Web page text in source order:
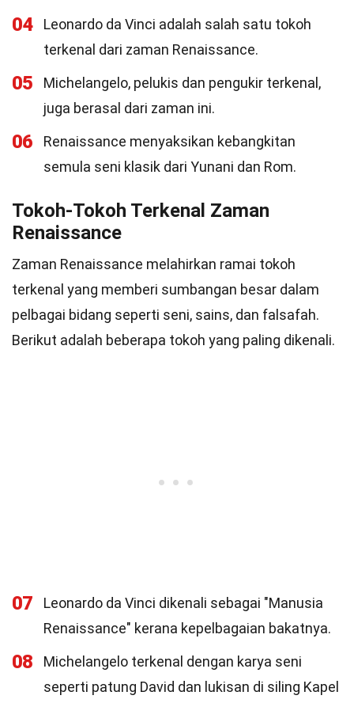
04
Leonardo da Vinci adalah salah satu tokoh
terkenal dari zaman Renaissance.
05
Michelangelo, pelukis dan pengukir terkenal,
juga berasal dari zaman ini.
06
Renaissance menyaksikan kebangkitan
semula seni klasik dari Yunani dan Rom.
Tokoh-Tokoh Terkenal Zaman
Renaissance
Zaman Renaissance melahirkan ramai tokoh
terkenal yang memberi sumbangan besar dalam
pelbagai bidang seperti seni, sains, dan falsafah.
Berikut adalah beberapa tokoh yang paling dikenali.
07
Leonardo da Vinci dikenali sebagai "Manusia
Renaissance" kerana kepelbagaian bakatnya.
08
Michelangelo terkenal dengan karya seni
seperti patung David dan lukisan di siling Kapel